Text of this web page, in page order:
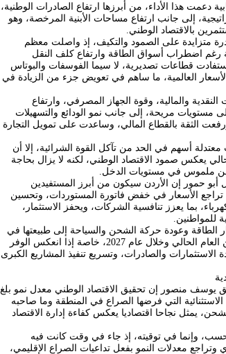
دعمت هذا الأداء، من أبرزها ارتفاع الصادرات الوطنية،
إلى جانب ارتفاع مساحات الأبنية المرخصة، وهو
بالاقتصاد الوطني.
متزايدة على الصمود والتكيف، إذ واصلت معظم
رغم اضطراب أسواق الطاقة وارتفاع كلف النقل
قطاعات تصديرية، لا سيما الفوسفات والبوتاس
العالمية، ما ساهم في تعويض جزء من الزيادة في
والمالية، وقوة الجهاز المصرفي، وارتفاع
مستويات مريحة، إلى جانب نمو الودائع والتسهيلات
الثقة بالقطاع المالي، وساعدت على تمويل التجارة
أسهم في الحد من تآكل القوة الشرائية، إلا أن
يعكس صمود الاقتصاد الوطني، لكنه لا يزال بحاجة
ملموس في مستويات الدخل.
أبو حمور إن الأردن سيكون من أبرز المستفيدين
تراجع الأسعار في خفض فاتورة المستوردات، وتحسين
بما يعزز تنافسية الشركات، ويحفز الاستثمار،
للمواطنين.
وعودة حركة الشحن والسياحة إلى طبيعتها في
دعم نمو الاقتصاد الوطني خلال النصف الثاني من العام الحالي وخلال عام 2027، خاصة إذا انعكس الوفر
والصادرات، وتسريع تنفيذ المشاريع الكبرى
يوسف منصور إن تحقيق الاقتصاد الوطني معدل نمو بلغ
الاستثنائية التي فرضها الصراع في المنطقة وما صاحبه
يمثل نجاحا اقتصاديا يعكس كفاءة إدارة الاقتصاد
وإنما في توقيته، إذ جاء في وقت كانت فيه
وتراجع معدلات النمو بفعل تداعيات الصراع الإقليمي،